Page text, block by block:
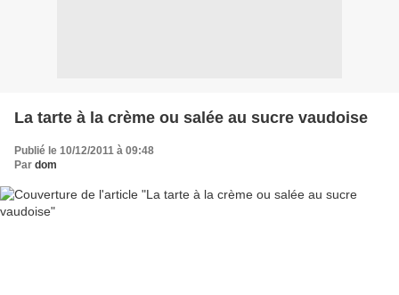
La tarte à la crème ou salée au sucre vaudoise
Publié le 10/12/2011 à 09:48
Par dom